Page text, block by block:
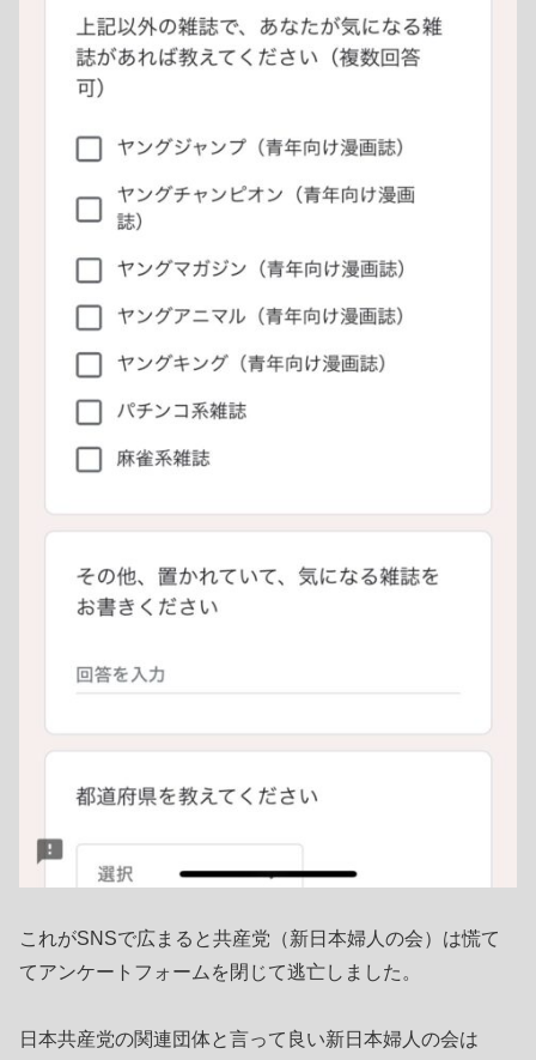
これがSNSで広まると共産党（新日本婦人の会）は慌て
てアンケートフォームを閉じて逃亡しました。
日本共産党の関連団体と言って良い新日本婦人の会は